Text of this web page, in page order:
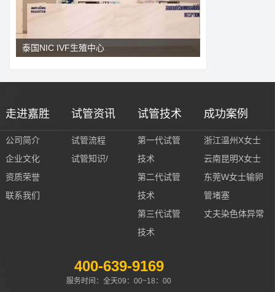
泰国NIC IVF生殖中心
走进嘉胜
公司简介
企业文化
资质荣誉
联系我们
试管资讯
试管流程
试管知识/
试管技术
第一代试管
技术
第二代试管
技术
第三代试管
技术
成功案例
浙江温州X女士
云南昆明X女士
东莞W女士输卵
管堵塞
丈夫染色体异常
400-639-9169
服务时间：全天09：00~18：00